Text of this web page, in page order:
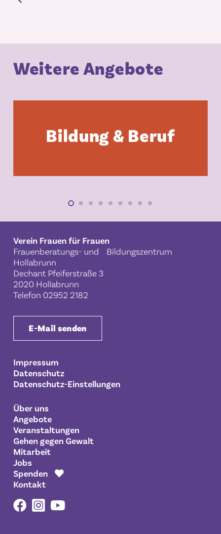
Weitere Angebote
Bildung & Beruf
Verein Frauen für Frauen
Frauenberatungs- und Bildungszentrum
Hollabrunn
Dechant Pfeiferstraße 3
2020 Hollabrunn
Telefon 02952 2182
E-Mail senden
Impressum
Datenschutz
Datenschutz-Einstellungen
Über uns
Angebote
Veranstaltungen
Gehen gegen Gewalt
Mitarbeit
Jobs
Spenden
Kontakt